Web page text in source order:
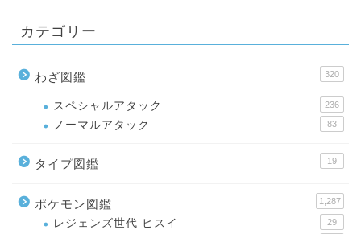
カテゴリー
わざ図鑑 320
スペシャルアタック 236
ノーマルアタック 83
タイプ図鑑 19
ポケモン図鑑 1,287
レジェンズ世代 ヒスイ 29